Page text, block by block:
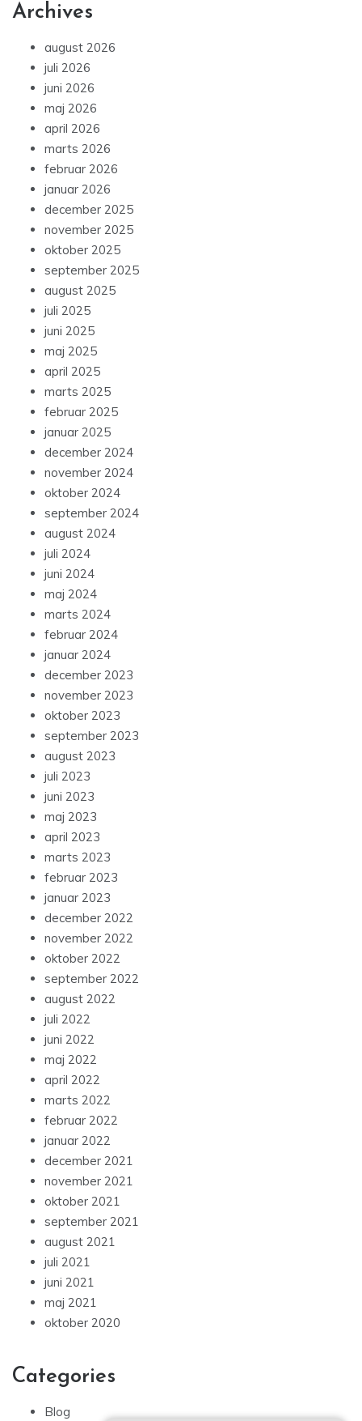
Archives
august 2026
juli 2026
juni 2026
maj 2026
april 2026
marts 2026
februar 2026
januar 2026
december 2025
november 2025
oktober 2025
september 2025
august 2025
juli 2025
juni 2025
maj 2025
april 2025
marts 2025
februar 2025
januar 2025
december 2024
november 2024
oktober 2024
september 2024
august 2024
juli 2024
juni 2024
maj 2024
marts 2024
februar 2024
januar 2024
december 2023
november 2023
oktober 2023
september 2023
august 2023
juli 2023
juni 2023
maj 2023
april 2023
marts 2023
februar 2023
januar 2023
december 2022
november 2022
oktober 2022
september 2022
august 2022
juli 2022
juni 2022
maj 2022
april 2022
marts 2022
februar 2022
januar 2022
december 2021
november 2021
oktober 2021
september 2021
august 2021
juli 2021
juni 2021
maj 2021
oktober 2020
Categories
Blog